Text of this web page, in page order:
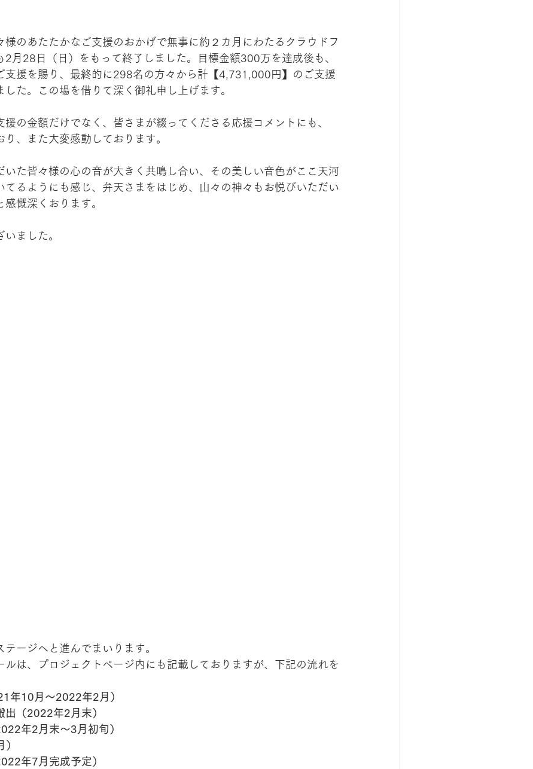
様のあたたかなご支援のおかげで無事に約２カ月にわたるクラウドフ
2月28日（日）をもって終了しました。目標金額300万を達成後も、
支援を賜り、最終的に298名の方々から計【4,731,000円】のご支援
た。この場を借りて深く御礼申し上げます。
援の金額だけでなく、皆さまが綴ってくださる応援コメントにも、
、また大変感動しております。
いた皆々様の心の音が大きく共鳴し合い、その美しい音色がここ天河
てるようにも感じ、弁天さまをはじめ、山々の神々もお悦びいただい
慨深くおります。
ました。
ージへと進んでまいります。
ルは、プロジェクトページ内にも記載しておりますが、下記の流れを
年10月～2022年2月）
出（2022年2月末）
年2月末～3月初旬）
年7月完成予定）